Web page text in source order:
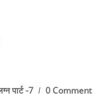
पार्ट -7 0 Comment